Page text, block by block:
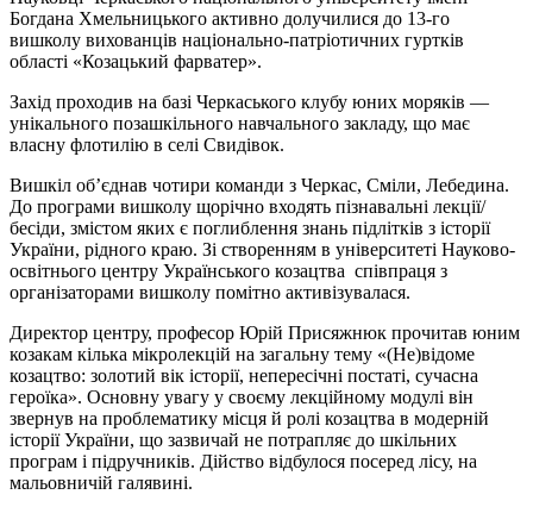
Богдана Хмельницького активно долучилися до 13-го
вишколу вихованців національно-патріотичних гуртків
області «Козацький фарватер».
Захід проходив на базі Черкаського клубу юних моряків —
унікального позашкільного навчального закладу, що має
власну флотилію в селі Свидівок.
Вишкіл об’єднав чотири команди з Черкас, Сміли, Лебедина.
До програми вишколу щорічно входять пізнавальні лекції/
бесіди, змістом яких є поглиблення знань підлітків з історії
України, рідного краю. Зі створенням в університеті Науково-
освітнього центру Українського козацтва співпраця з
організаторами вишколу помітно активізувалася.
Директор центру, професор Юрій Присяжнюк прочитав юним
козакам кілька мікролекцій на загальну тему «(Не)відоме
козацтво: золотий вік історії, непересічні постаті, сучасна
героїка». Основну увагу у своєму лекційному модулі він
звернув на проблематику місця й ролі козацтва в модерній
історії України, що зазвичай не потрапляє до шкільних
програм і підручників. Дійство відбулося посеред лісу, на
мальовничій галявині.